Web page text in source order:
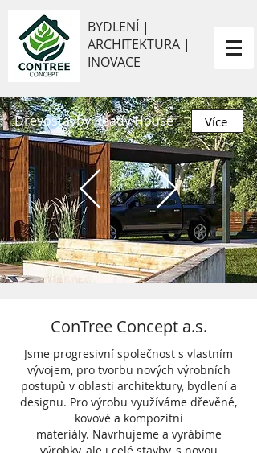
BYDLENÍ |
ARCHITEKTURA |
INOVACE
Dřevostavby Ready House Více
ConTree Concept a.s.
Jsme progresivní společnost s vlastním
vývojem, pro tvorbu nových výrobních
postupů v oblasti architektury, bydlení a
designu. Pro výrobu využíváme dřevěné,
kovové a kompozitní
materiály. Navrhujeme a vyrábíme